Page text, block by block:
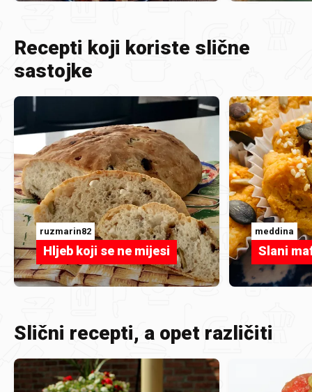
Recepti koji koriste slične
sastojke
ruzmarin82
Hljeb koji se ne mijesi
meddina
Slani
Slični recepti, a opet različiti